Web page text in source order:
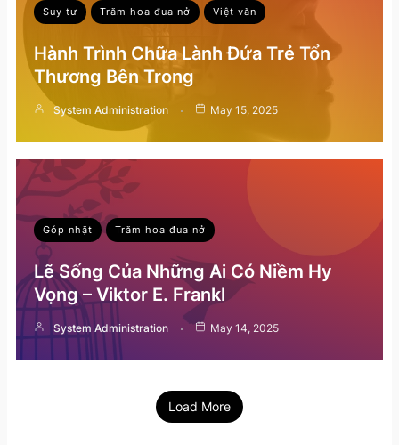
Suy tư Trăm hoa đua nở Việt văn
Hành Trình Chữa Lành Đứa Trẻ Tổn
Thương Bên Trong
System Administration May 15, 2025
Góp nhặt Trăm hoa đua nở
Lẽ Sống Của Những Ai Có Niềm Hy
Vọng – Viktor E. Frankl
System Administration May 14, 2025
Load More